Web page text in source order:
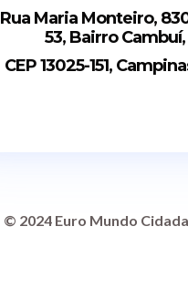
Rua Maria Monteiro,
53, Bairro Cambuí,
CEP 13025-151,
© 2024 Euro Mundo